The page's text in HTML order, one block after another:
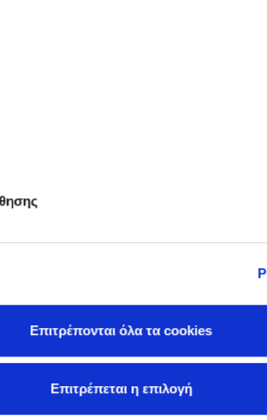
Επιτρέπονται όλα τα cookies
Επιτρέπεται η επιλογή
Polly Noakes